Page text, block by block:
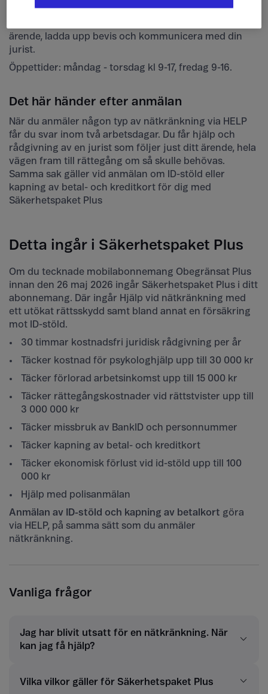
0771-985 200eller mejlainfo@help.se. HELP har
ärende, ladda upp bevis och kommunicera med din
jurist.
Öppettider: måndag - torsdag kl 9-17, fredag 9-16.
Det här händer efter anmälan
När du anmäler någon typ av nätkränkning via HELP
får du svar inom två arbetsdagar. Du får hjälp och
rådgivning av en jurist som följer just ditt ärende, hela
vägen fram till rättegång om så skulle behövas.
Samma sak gäller vid anmälan om ID-stöld eller
kapning av betal- och kreditkort för dig med
Säkerhetspaket Plus
Detta ingår i Säkerhetspaket Plus
Om du tecknade mobilabonnemang Obegränsat Plus
innan den 26 maj 2026 ingår Säkerhetspaket Plus i ditt
abonnemang. Där ingår Hjälp vid nätkränkning med
ett utökat rättsskydd samt bland annat en försäkring
mot ID-stöld.
30 timmar kostnadsfri juridisk rådgivning per år
Täcker kostnad för psykologhjälp upp till 30 000 kr
Täcker förlorad arbetsinkomst upp till 15 000 kr
Täcker rättegångskostnader vid rättstvister upp till
3 000 000 kr
Täcker missbruk av BankID och personnummer
Täcker kapning av betal- och kreditkort
Täcker ekonomisk förlust vid id-stöld upp till 100
000 kr
Hjälp med polisanmälan
Anmälan av ID-stöld och kapning av betalkort göra
via HELP, på samma sätt som du anmäler
nätkränkning.
Vanliga frågor
Jag har blivit utsatt för en nätkränkning. När
kan jag få hjälp?
Vilka vilkor gäller för Säkerhetspaket Plus